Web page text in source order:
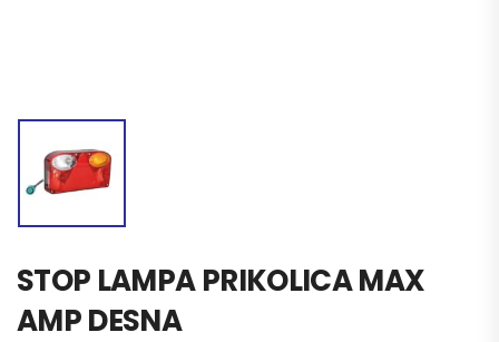
STOP LAMPA PRIKOLICA MAX
AMP DESNA